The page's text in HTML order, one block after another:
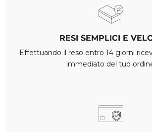
RESI SEMPLICI E
Effettuando il reso entro 14 giorni
immediato del tuo